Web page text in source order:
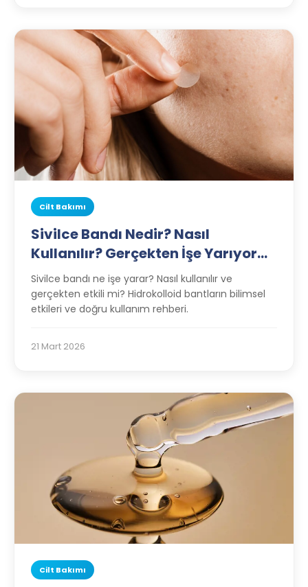
Cilt Bakımı
Sivilce Bandı Nedir? Nasıl
Kullanılır? Gerçekten İşe Yarıyor
mu?
Sivilce bandı ne işe yarar? Nasıl kullanılır ve
gerçekten etkili mi? Hidrokolloid bantların bilimsel
etkileri ve doğru kullanım rehberi.
21 Mart 2026
Cilt Bakımı